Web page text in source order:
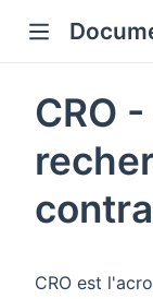
CRO
CRO est